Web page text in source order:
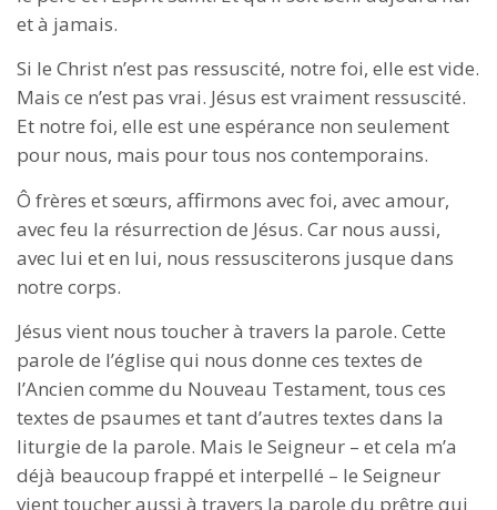
et à jamais.
Si le Christ n’est pas ressuscité, notre foi, elle est vide.
Mais ce n’est pas vrai. Jésus est vraiment ressuscité.
Et notre foi, elle est une espérance non seulement
pour nous, mais pour tous nos contemporains.
Ô frères et sœurs, affirmons avec foi, avec amour,
avec feu la résurrection de Jésus. Car nous aussi,
avec lui et en lui, nous ressusciterons jusque dans
notre corps.
Jésus vient nous toucher à travers la parole. Cette
parole de l’église qui nous donne ces textes de
l’Ancien comme du Nouveau Testament, tous ces
textes de psaumes et tant d’autres textes dans la
liturgie de la parole. Mais le Seigneur – et cela m’a
déjà beaucoup frappé et interpellé – le Seigneur
vient toucher aussi à travers la parole du prêtre qui